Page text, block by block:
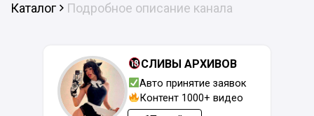
Каталог Подробное описание канала
СЛИВЫ АРХИВОВ
Авто принятие заявок
Контент 1000+ видео